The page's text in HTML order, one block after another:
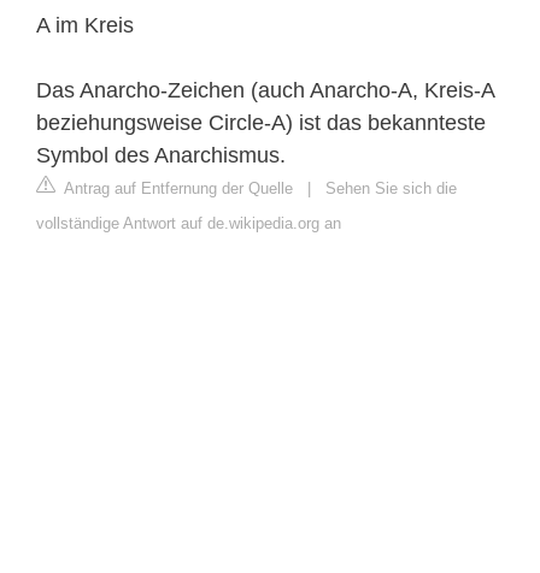
A im Kreis
Das Anarcho-Zeichen (auch Anarcho-A, Kreis-A
beziehungsweise Circle-A) ist das bekannteste
Symbol des Anarchismus.
Antrag auf Entfernung der Quelle | Sehen Sie sich die
vollständige Antwort auf de.wikipedia.org an